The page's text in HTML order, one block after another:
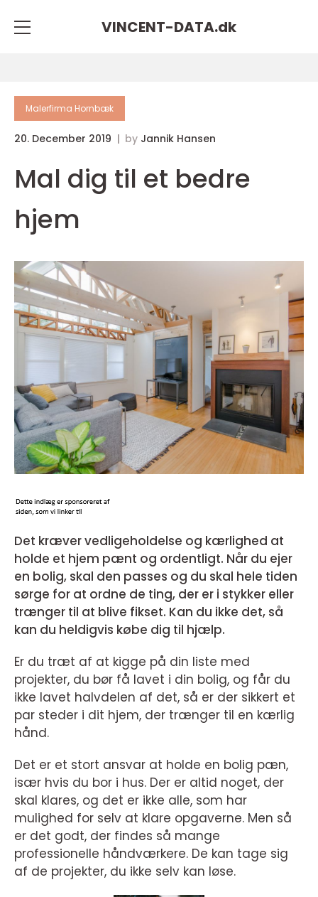
VINCENT-DATA.dk
Malerfirma Hornbæk
20. December 2019 by Jannik Hansen
Mal dig til et bedre
hjem
Det kræver vedligeholdelse og kærlighed at
holde et hjem pænt og ordentligt. Når du ejer
en bolig, skal den passes og du skal hele tiden
sørge for at ordne de ting, der er i stykker eller
trænger til at blive fikset. Kan du ikke det, så
kan du heldigvis købe dig til hjælp.
Er du træt af at kigge på din liste med
projekter, du bør få lavet i din bolig, og får du
ikke lavet halvdelen af det, så er der sikkert et
par steder i dit hjem, der trænger til en kærlig
hånd.
Det er et stort ansvar at holde en bolig pæn,
især hvis du bor i hus. Der er altid noget, der
skal klares, og det er ikke alle, som har
mulighed for selv at klare opgaverne. Men så
er det godt, der findes så mange
professionelle håndværkere. De kan tage sig
af de projekter, du ikke selv kan løse.